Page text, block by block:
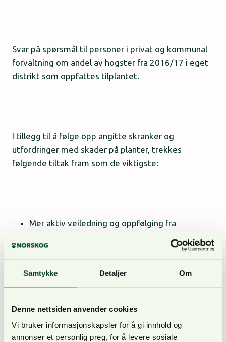
Samtykke Detaljer Om
Denne nettsiden anvender cookies
Vi bruker informasjonskapsler for å gi innhold og
annonser et personlig preg, for å levere sosiale
Svar på spørsmål til personer i privat og kommunal
forvaltning om andel av hogster fra 2016/17 i eget
distrikt som oppfattes tilplantet.
I tillegg til å følge opp angitte skranker og
utfordringer med skader på planter, trekkes
følgende tiltak fram som de viktigste:
Mer aktiv veiledning og oppfølging fra
Mer aktiv markedsføring og oppfølging fra
Mer informasjon om fordelene med skogfond
Samarbeidet mellom aktørene rapporteres i
hovedsak som godt, men det er potensiale for å
gjøre dette bedre, blant annet med tidligere